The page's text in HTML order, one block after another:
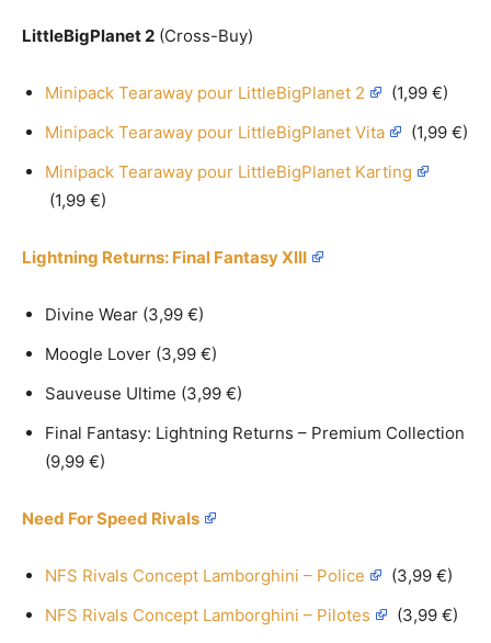
LittleBigPlanet 2 (Cross-Buy)
Minipack Tearaway pour LittleBigPlanet 2
(1,99 €)
Minipack Tearaway pour LittleBigPlanet Vita
(1,99 €)
Minipack Tearaway pour LittleBigPlanet Karting
(1,99 €)
Lightning Returns: Final Fantasy XIII
Divine Wear (3,99 €)
Moogle Lover (3,99 €)
Sauveuse Ultime (3,99 €)
Final Fantasy: Lightning Returns – Premium Collection
(9,99 €)
Need For Speed Rivals
NFS Rivals Concept Lamborghini – Police
(3,99 €)
NFS Rivals Concept Lamborghini – Pilotes
(3,99 €)